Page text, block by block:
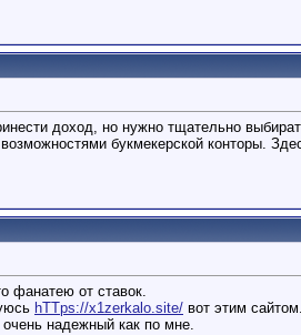
доход, но нужно тщательно
букмекерской конторы.
фанатею от ставок.
hTTps://x1zerkalo.site/ вот этим сайтом.
надежный как по мне.